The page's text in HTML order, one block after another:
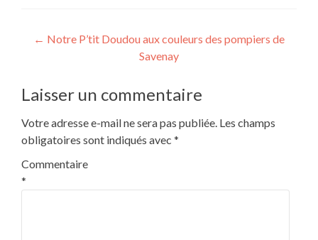
Navigation
l’article
← Notre P’tit Doudou aux couleurs des pompiers de
Savenay
Laisser un commentaire
Votre adresse e-mail ne sera pas publiée. Les champs
obligatoires sont indiqués avec *
Commentaire
*